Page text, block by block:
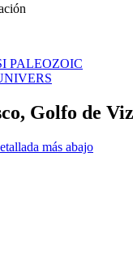
PALEOZOIC
Golfo de
más abajo